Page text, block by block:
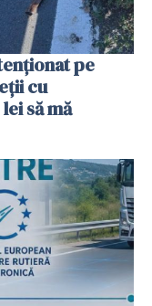
pe
cu
să mă